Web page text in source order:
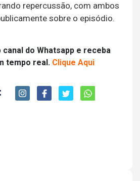
repercussão, com ambos
sobre o episódio.
do Whatsapp e receba
tempo real. Clique Aqui